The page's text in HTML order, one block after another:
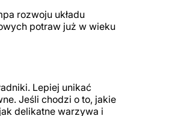
rozwoju układu
potraw już w wieku
Lepiej unikać
Jeśli chodzi o to, jakie
delikatne warzywa i